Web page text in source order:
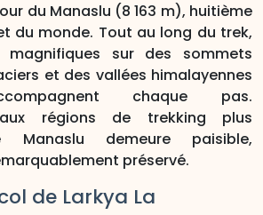
du Manaslu (8 163 m), huitième
du monde. Tout au long du trek,
magnifiques sur des sommets
et des vallées himalayennes
chaque pas.
aux régions de trekking plus
Manaslu demeure paisible,
préservé.
de Larkya La